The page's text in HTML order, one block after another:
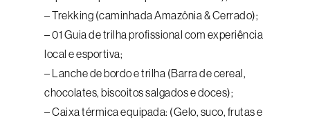
– Trekking (caminhada Amazônia & Cerrado);
– 01 Guia de trilha profissional com experiência
local e esportiva;
– Lanche de bordo e trilha (Barra de cereal,
chocolates, biscoitos salgados e doces);
– Caixa térmica equipada: (Gelo, suco, frutas e